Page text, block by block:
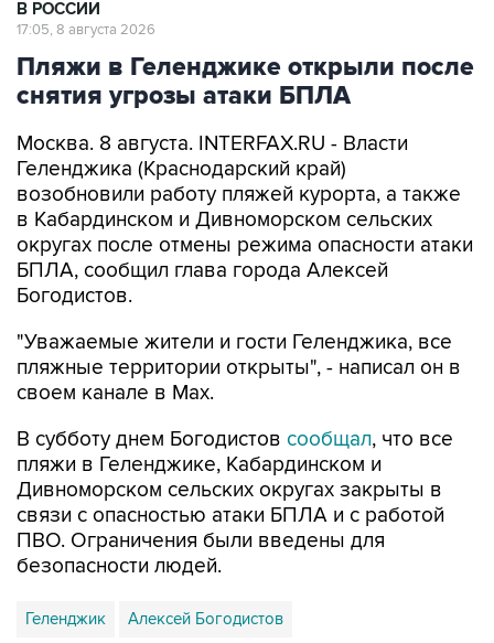
Пляжи в Геленджике открыли после
снятия угрозы атаки БПЛА
Москва. 8 августа. INTERFAX.RU - Власти
возобновили работу пляжей курорта, а также
в Кабардинском и Дивноморском сельских
округах после отмены режима опасности атаки
БПЛА, сообщил глава города Алексей
Богодистов.
"Уважаемые жители и гости Геленджика, все
своем канале в Max.
В субботу днем Богодистов
Дивноморском сельских округах закрыты в
связи с опасностью атаки БПЛА и с работой
ПВО. Ограничения были введены для
безопасности людей.
Геленджик Алексей Богодистов